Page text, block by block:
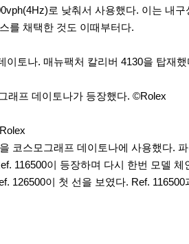
로 낮춰서 사용했다. 이는 내
를 채택한 것도 이때부터다.
토나. 매뉴팩처 칼리버 4130을 탑재
래프 데이토나가 등장했다. ©Rolex
코스모그래프 데이토나에 사용했다.
116500이 등장하며 다시 한번 모델
126500이 첫 선을 보였다. Ref.